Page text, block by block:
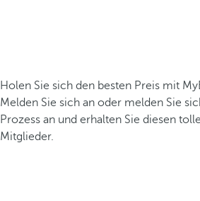
Holen Sie sich den besten Preis mit
Melden Sie sich an oder melden Sie
Prozess an und erhalten Sie diesen
Mitglieder.